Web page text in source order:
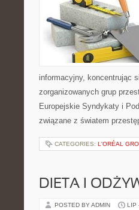
informacyjny, koncentrując
zorganizowanych grup
Europejskie Syndykaty i
związane z światem
CATEGORIES: L'ORÉAL
DIETA I
POSTED BY ADMIN LIP